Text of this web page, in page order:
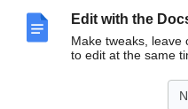
Edit with the
Make tweaks, leave
to edit at the same